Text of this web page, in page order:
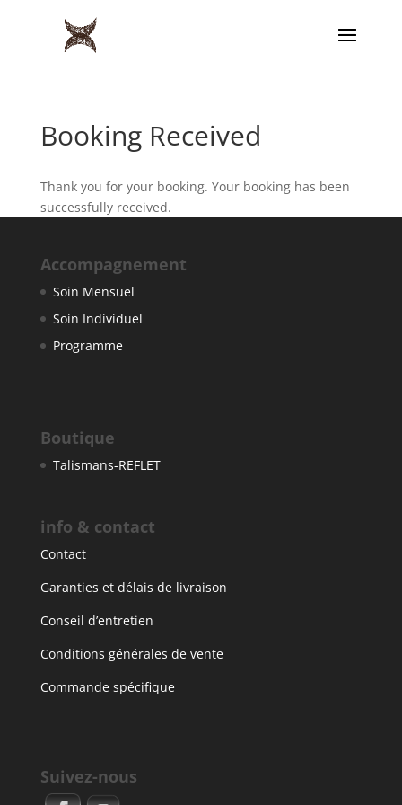
Booking Received
Thank you for your booking. Your booking has been
successfully received.
Accompagnement
Soin Mensuel
Soin Individuel
Programme
Boutique
Talismans-REFLET
info & contact
Contact
Garanties et délais de livraison
Conseil d’entretien
Conditions générales de vente
Commande spécifique
Suivez-nous